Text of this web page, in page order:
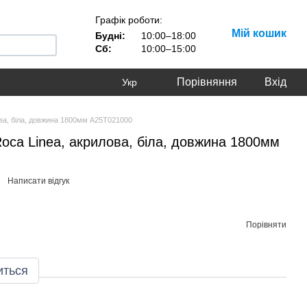
Графік роботи:
Будні:
10:00–18:00
Сб:
10:00–15:00
Мій кошик
Укр Порівняння Вхід
біла, довжина 1800мм A25T021000
Linea, акрилова, біла, довжина 1800мм
Написати відгук
Порівняти